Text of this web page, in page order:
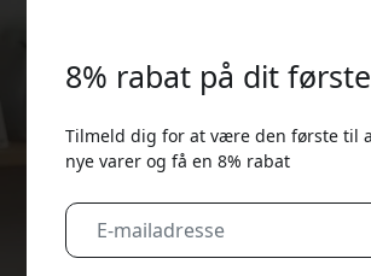
8% rabat på dit
Tilmeld dig for at være den første til
nye varer og få en 8% rabat